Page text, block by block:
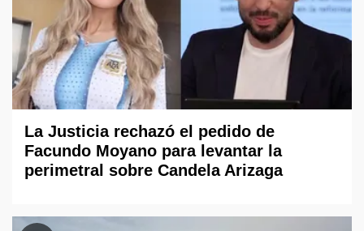
La Justicia rechazó el pedido de
Facundo Moyano para levantar la
perimetral sobre Candela Arizaga